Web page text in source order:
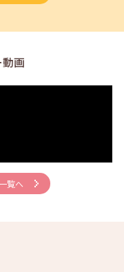
えのコツ 14:00～14:30
メ方 14:00～14:30
の書き方 13:30～14:30
画
覧へ